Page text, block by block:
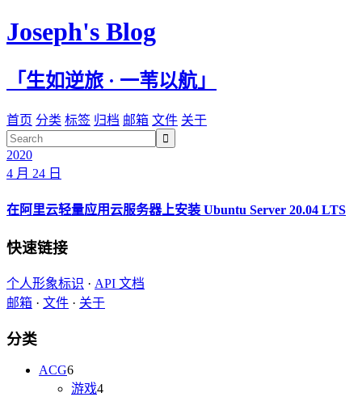
Joseph's Blog
「生如逆旅 · 一苇以航」
首页 分类 标签 归档 邮箱 文件 关于

2020
4 月 24 日
在阿里云轻量应用云服务器上安装 Ubuntu Server 20.04 LTS
快速链接
个人形象标识 · API 文档
邮箱 · 文件 · 关于
分类
ACG6
游戏4